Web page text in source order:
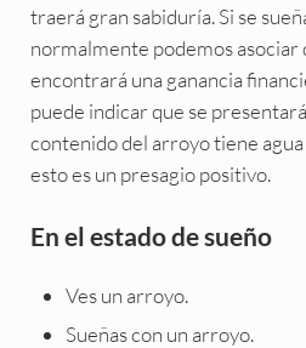
traerá gran sabiduría. Si se
normalmente podemos asociar
encontrará una ganancia
puede indicar que se
contenido del arroyo tiene
esto es un presagio positivo.
En el estado de sueño
Ves un arroyo.
Sueñas con un arroyo.